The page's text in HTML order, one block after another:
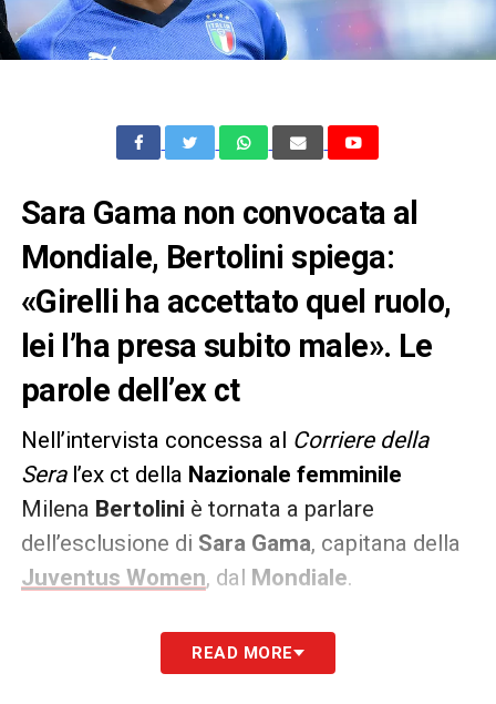
Sara Gama non convocata al
Mondiale, Bertolini spiega:
«Girelli ha accettato quel ruolo,
lei l’ha presa subito male». Le
parole dell’ex ct
Nell’intervista concessa al Corriere della
Seral’ex ct della Nazionale femminile
Milena Bertolini è tornata a parlare
dell’esclusione di Sara Gama, capitana della
Juventus Women, dal Mondiale.
Le sue parole: «Al raduno di aprile ho parlato
chiaro a tutte le giocatrici più esperte:
READ MORE